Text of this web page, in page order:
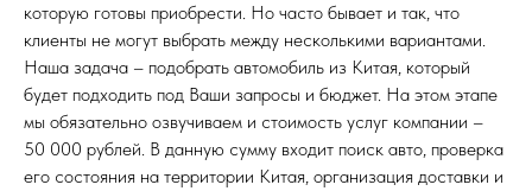
которую готовы приобрести. Но часто бывает и так, что
клиенты не могут выбрать между несколькими вариантами.
Наша задача – подобрать автомобиль из Китая, который
будет подходить под Ваши запросы и бюджет. На этом этапе
мы обязательно озвучиваем и стоимость услуг компании –
50 000 рублей. В данную сумму входит поиск авто, проверка
его состояния на территории Китая, организация доставки и